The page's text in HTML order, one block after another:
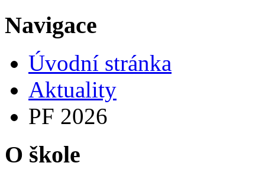
Navigace
Úvodní stránka
Aktuality
PF 2026
O škole